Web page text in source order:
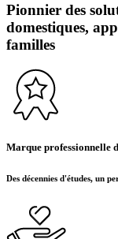
Pionnier des
domestiques,
familles
Marque professionnelle
Des décennies d'études, un